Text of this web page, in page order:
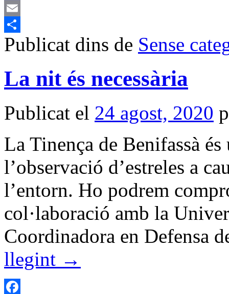
Mastodon
Email
Comparteix
Publicat dins de Sense
La nit és necessària
Publicat el 24 agost, 2020
La Tinença de Benifassà
l’observació d’estreles a
l’entorn. Ho podrem
col·laboració amb la
Coordinadora en Defensa
llegint →